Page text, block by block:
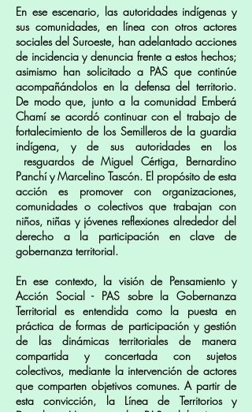
En ese escenario, las autoridades indígenas y
sus comunidades, en línea con otros actores
sociales del Suroeste, han adelantado acciones
de incidencia y denuncia frente a estos hechos;
asimismo han solicitado a PAS que continúe
acompañándolos en la defensa del territorio.
De modo que, junto a la comunidad Emberá
Chamí se acordó continuar con el trabajo de
fortalecimiento de los Semilleros de la guardia
indígena, y de sus autoridades en los
resguardos de Miguel Cértiga, Bernardino
Panchí y Marcelino Tascón. El propósito de esta
acción es promover con organizaciones,
comunidades o colectivos que trabajan con
niños, niñas y jóvenes reflexiones alrededor del
derecho a la participación en clave de
gobernanza territorial.
En ese contexto, la visión de Pensamiento y
Acción Social - PAS sobre la Gobernanza
Territorial es entendida como la puesta en
práctica de formas de participación y gestión
de las dinámicas territoriales de manera
compartida y concertada con sujetos
colectivos, mediante la intervención de actores
que comparten objetivos comunes. A partir de
esta convicción, la Línea de Territorios y